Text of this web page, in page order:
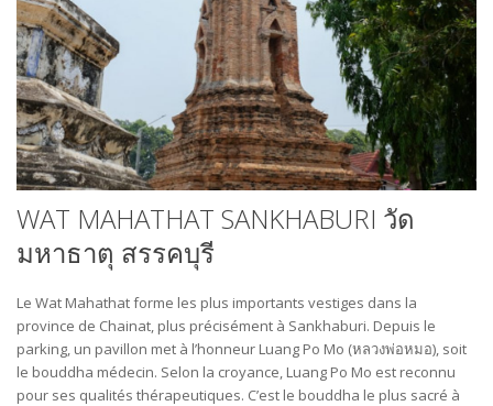
WAT MAHATHAT SANKHABURI วัด
มหาธาตุ สรรคบุรี
Le Wat Mahathat forme les plus importants vestiges dans la
province de Chainat, plus précisément à Sankhaburi. Depuis le
parking, un pavillon met à l’honneur Luang Po Mo (หลวงพ่อ​หมอ), soit
le bouddha médecin. Selon la croyance, Luang Po Mo est reconnu
pour ses qualités thérapeutiques. C’est le bouddha le plus sacré à